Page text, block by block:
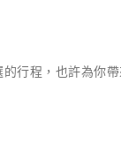
行程，也許為你帶